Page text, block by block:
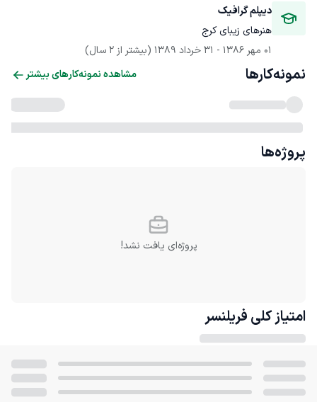
دیپلم گرافیک
هنرهای زیبای کرج
01 مهر 1386
- 31 خرداد 1389 (بیشتر از 2 سال)
نمونه‌کارها مشاهده نمونه‌کارهای بیشتر
پروژه‌ها
پروژه‌ای یافت نشد!
امتیاز کلی فریلنسر